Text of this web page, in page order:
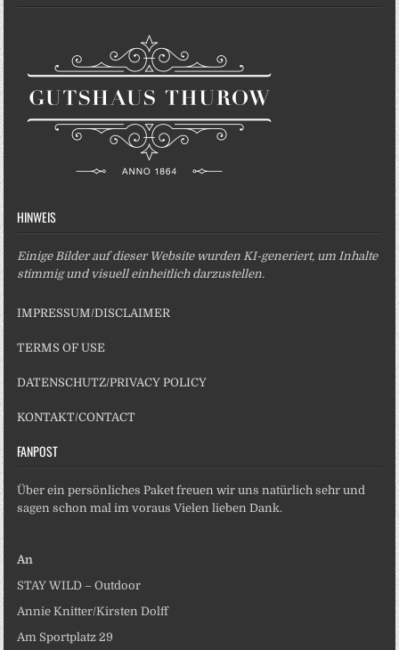
HINWEIS
Einige Bilder auf dieser Website wurden KI-generiert, um Inhalte
stimmig und visuell einheitlich darzustellen.
IMPRESSUM/DISCLAIMER
TERMS OF USE
DATENSCHUTZ/PRIVACY POLICY
KONTAKT/CONTACT
FANPOST
Über ein persönliches Paket freuen wir uns natürlich sehr und
sagen schon mal im voraus Vielen lieben Dank.
An
STAY WILD – Outdoor
Annie Knitter/Kirsten Dolff
Am Sportplatz 29